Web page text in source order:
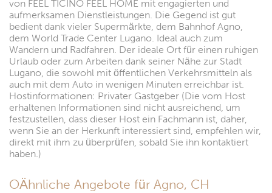
von FEEL TICINO FEEL HOME mit engagierten und
aufmerksamen Dienstleistungen. Die Gegend ist gut
bedient dank vieler Supermärkte, dem Bahnhof Agno,
dem World Trade Center Lugano. Ideal auch zum
Wandern und Radfahren. Der ideale Ort für einen ruhigen
Urlaub oder zum Arbeiten dank seiner Nähe zur Stadt
Lugano, die sowohl mit öffentlichen Verkehrsmitteln als
auch mit dem Auto in wenigen Minuten erreichbar ist.
Hostinformationen: Privater Gastgeber (Die vom Host
erhaltenen Informationen sind nicht ausreichend, um
festzustellen, dass dieser Host ein Fachmann ist, daher,
wenn Sie an der Herkunft interessiert sind, empfehlen wir,
direkt mit ihm zu überprüfen, sobald Sie ihn kontaktiert
haben.)
OÄhnliche Angebote für Agno, CH